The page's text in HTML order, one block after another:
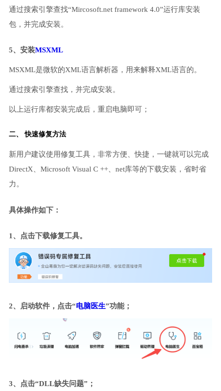
通过搜索引擎查找“Mircosoft.net framework 4.0”运行库安装
包，并完成安装。
5、安装MSXML
MSXML是微软的XML语言解析器，用来解释XML语言的。
通过搜索引擎查找，并完成安装。
以上运行库都安装完成后，重启电脑即可；
二、 快速修复方法
新用户建议使用修复工具，非常方便、快捷，一键就可以完成
DirectX、Microsoft Visual C ++、net库等的下载安装，省时省
力。
具体操作如下：
1、点击下载修复工具。
2、启动软件，点击“电脑医生”功能；
3、点击“DLL缺失问题”；